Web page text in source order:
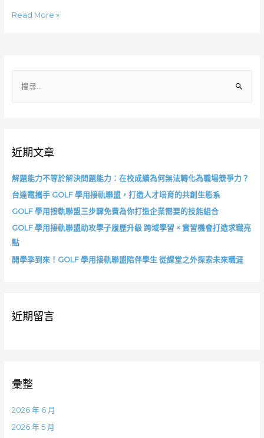
25
從
門
應
用，
提
前
局
Read More »
:近期文章
解題能力不等於解決問題能力：在校成績為何無法轉化為職場競爭力？
台達電攜手 GOLF 學用接軌聯盟，打造人才培育的共創生態系
GOLF 學用接軌聯盟三步驟免費為你打造企業需要的技能組合
GOLF 學用接軌聯盟助攻學子履歷升級 跨域學習 × 實習機會打造求職亮
點
開學季到來！GOLF 學用接軌聯盟陪伴學生 從課堂之外探索未來職涯
近期留言
彙整
2026 年 6 月
2026 年 5 月